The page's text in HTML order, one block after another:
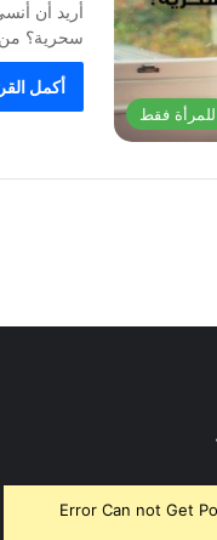
للمرأة فقط
أريد أن
سحرية؟ من
أكمل
Error Can not Get